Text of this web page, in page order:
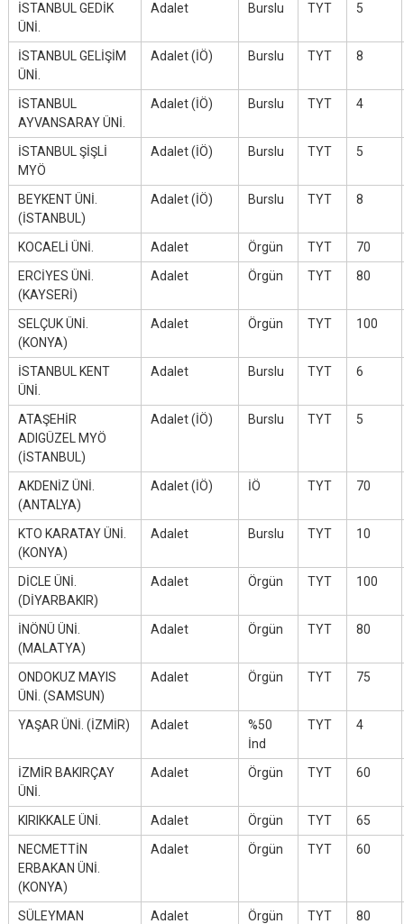
İSTANBUL GEDİK
ÜNİ.
Adalet Burslu TYT 5
İSTANBUL GELİŞİM
ÜNİ.
Adalet (İÖ) Burslu TYT 8
İSTANBUL
AYVANSARAY ÜNİ.
Adalet (İÖ) Burslu TYT 4
İSTANBUL ŞİŞLİ
MYÖ
Adalet (İÖ) Burslu TYT 5
BEYKENT ÜNİ.
(İSTANBUL)
Adalet (İÖ) Burslu TYT 8
KOCAELİ ÜNİ. Adalet Örgün TYT
70
ERCİYES ÜNİ.
(KAYSERİ)
Adalet Örgün TYT 80
SELÇUK ÜNİ.
(KONYA)
Adalet Örgün TYT 100
İSTANBUL KENT
ÜNİ.
Adalet Burslu TYT 6
ATAŞEHİR
ADIGÜZEL MYÖ
(İSTANBUL)
Adalet (İÖ) Burslu TYT 5
AKDENİZ ÜNİ.
(ANTALYA)
Adalet (İÖ) İÖ TYT 70
KTO KARATAY ÜNİ.
(KONYA)
Adalet Burslu TYT 10
DİCLE ÜNİ.
(DİYARBAKIR)
Adalet Örgün TYT 100
İNÖNÜ ÜNİ.
(MALATYA)
Adalet Örgün TYT 80
ONDOKUZ MAYIS
ÜNİ. (SAMSUN)
Adalet Örgün TYT 75
YAŞAR ÜNİ. (İZMİR) Adalet
%50
İnd
TYT 4
İZMİR BAKIRÇAY
ÜNİ.
Adalet Örgün TYT 60
KIRIKKALE ÜNİ. Adalet Örgün TYT
65
NECMETTİN
ERBAKAN ÜNİ.
(KONYA)
Adalet Örgün TYT 60
SÜLEYMAN
Adalet Örgün TYT 80